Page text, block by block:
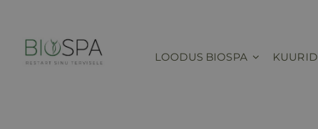
content
LOODUS BIOSPA